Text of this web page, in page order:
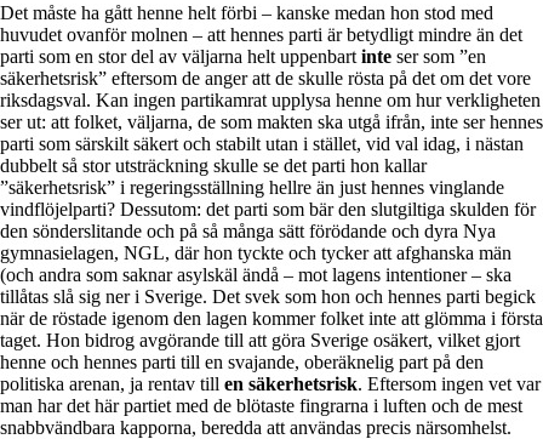
Det måste ha gått henne helt förbi – kanske medan hon stod med
huvudet ovanför molnen – att hennes parti är betydligt mindre än det
parti som en stor del av väljarna helt uppenbart inte ser som ”en
säkerhetsrisk” eftersom de anger att de skulle rösta på det om det vore
riksdagsval. Kan ingen partikamrat upplysa henne om hur verkligheten
ser ut: att folket, väljarna, de som makten ska utgå ifrån, inte ser hennes
parti som särskilt säkert och stabilt utan i stället, vid val idag, i nästan
dubbelt så stor utsträckning skulle se det parti hon kallar
”säkerhetsrisk” i regeringsställning hellre än just hennes vinglande
vindflöjelparti? Dessutom: det parti som bär den slutgiltiga skulden för
den sönderslitande och på så många sätt förödande och dyra Nya
gymnasielagen, NGL, där hon tyckte och tycker att afghanska män
(och andra som saknar asylskäl ändå – mot lagens intentioner – ska
tillåtas slå sig ner i Sverige. Det svek som hon och hennes parti begick
när de röstade igenom den lagen kommer folket inte att glömma i första
taget. Hon bidrog avgörande till att göra Sverige osäkert, vilket gjort
henne och hennes parti till en svajande, oberäknelig part på den
politiska arenan, ja rentav till en säkerhetsrisk. Eftersom ingen vet var
man har det här partiet med de blötaste fingrarna i luften och de mest
snabbvändbara kapporna, beredda att användas precis närsomhelst.